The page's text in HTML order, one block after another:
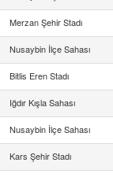
Merzan Şehir Stadı
Nusaybin İlçe Sahası
Bitlis Eren Stadı
Iğdır Kışla Sahası
Nusaybin İlçe Sahası
Kars Şehir Stadı